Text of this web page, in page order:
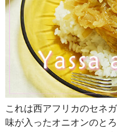
これは西アフリカのセネ
味が入ったオニオンのと